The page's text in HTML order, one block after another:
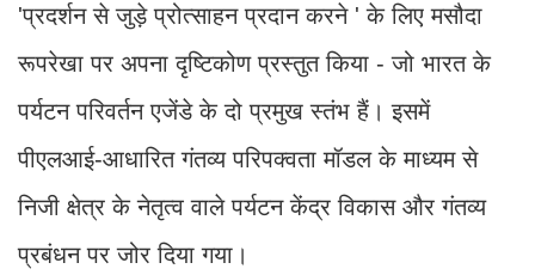
'प्रदर्शन से जुड़े प्रोत्साहन प्रदान करने ' के लिए मसौदा
रूपरेखा पर अपना दृष्टिकोण प्रस्तुत किया - जो भारत के
पर्यटन परिवर्तन एजेंडे के दो प्रमुख स्तंभ हैं। इसमें
पीएलआई-आधारित गंतव्य परिपक्वता मॉडल के माध्यम से
निजी क्षेत्र के नेतृत्व वाले पर्यटन केंद्र विकास और गंतव्य
प्रबंधन पर जोर दिया गया।